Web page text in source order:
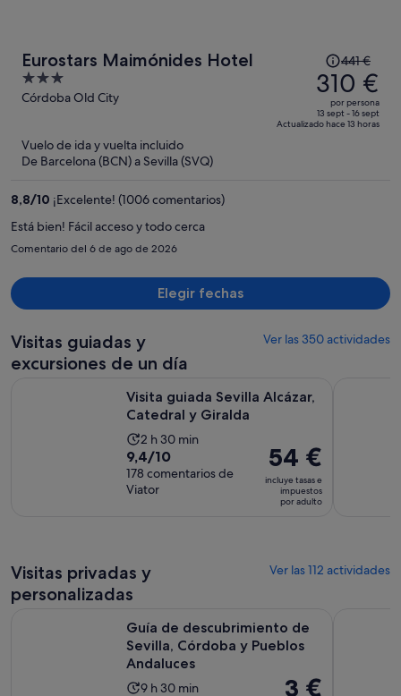
Eurostars Maimónides Hotel
3
out
5
Córdoba Old City
El
precio
era
de
441 €,
441 €
310 €
por persona
13 sept - 16 sept
Actualizado hace 13 horas
Vuelo de ida y vuelta incluido
De Barcelona (BCN) a Sevilla (SVQ)
8,8/10 ¡Excelente! (1006 comentarios)
Está bien! Fácil acceso y todo cerca
Comentario del 6 de ago de 2026
Elegir fechas
Visitas guiadas y
excursiones de un día
Ver las 350 actividades
Visita guiada Sevilla Alcázar,
Catedral y Giralda
La
duración
de
la
2 horas
2 h 30 min
9.4
sobre
10
9,4/10
178 comentarios de
Viator
El
precio
es
de
adulto
54 €
incluye tasas e
impuestos
por adulto
Visitas privadas y
personalizadas
Ver las 112 actividades
Guía de descubrimiento de
Sevilla, Córdoba y Pueblos
Andaluces
La
9 h 30 min
El
3 €